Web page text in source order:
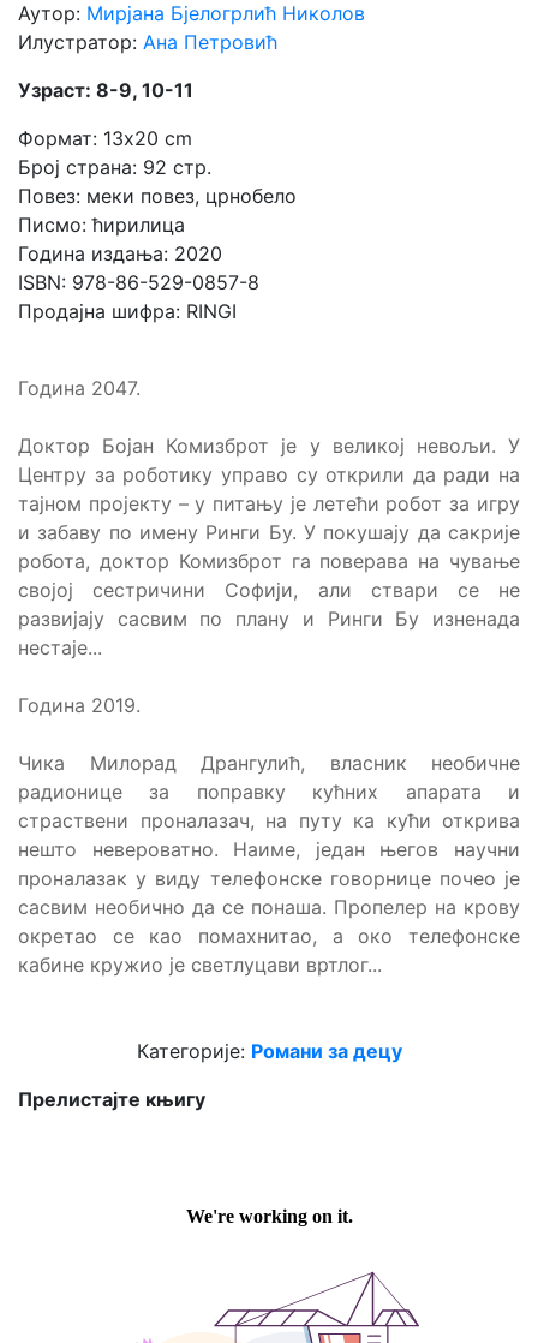
Аутор: Мирјана Бјелогрлић Николов
Илустратор: Ана Петровић
Узраст: 8-9, 10-11
Формат: 13x20 cm
Број страна: 92 стр.
Повез: меки повез, црнобело
Писмо: ћирилица
Година издања: 2020
ISBN: 978-86-529-0857-8
Продајна шифра: RINGI
Година 2047.
Доктор Бојан Комизброт је у великој невољи. У
Центру за роботику управо су открили да ради на
тајном пројекту – у питању је летећи робот за игру
и забаву по имену Ринги Бу. У покушају да сакрије
робота, доктор Комизброт га поверава на чување
својој сестричини Софији, али ствари се не
развијају сасвим по плану и Ринги Бу изненада
нестаје...
Година 2019.
Чика Милорад Дрангулић, власник необичне
радионице за поправку кућних апарата и
страствени проналазач, на путу ка кући открива
нешто невероватно. Наиме, један његов научни
проналазак у виду телефонске говорнице почео је
сасвим необично да се понаша. Пропелер на крову
окретао се као помахнитао, а око телефонске
кабине кружио је светлуцави вртлог...
Категорије: Романи за децу
Прелистајте књигу